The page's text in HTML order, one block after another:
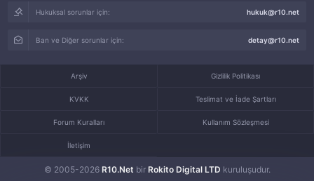
Hukuksal sorunlar için: hukuk@r10.net
Ban ve Diğer sorunlar için: detay@r10.net
© 2005-2026 R10.Net bir Rokito Digital LTD kuruluşudur.
Arşiv Gizlilik Politikası
KVKK Teslimat ve İade Şartları
Forum Kuralları Kullanım Sözleşmesi
İletişim